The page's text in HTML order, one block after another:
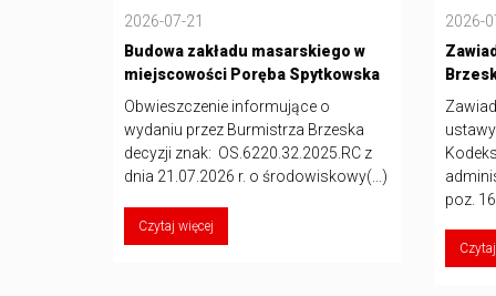
2026-07-21
Budowa zakładu masarskiego w
miejscowości Poręba Spytkowska
Obwieszczenie informujące o
wydaniu przez Burmistrza Brzeska
decyzji znak: OS.6220.32.2025.RC z
dnia 21.07.2026 r. o środowiskowy(...)
Czytaj więcej
2026-
poz.